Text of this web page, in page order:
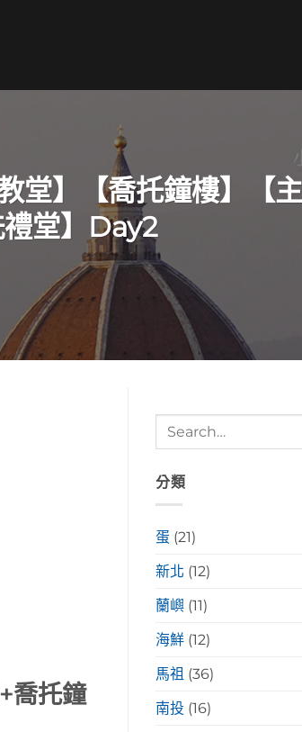
堂】【喬托鐘樓】【
堂】Day2
喬托鐘
分類
蛋 (21)
新北 (12)
蘭嶼 (11)
海鮮 (12)
馬祖 (36)
南投 (16)